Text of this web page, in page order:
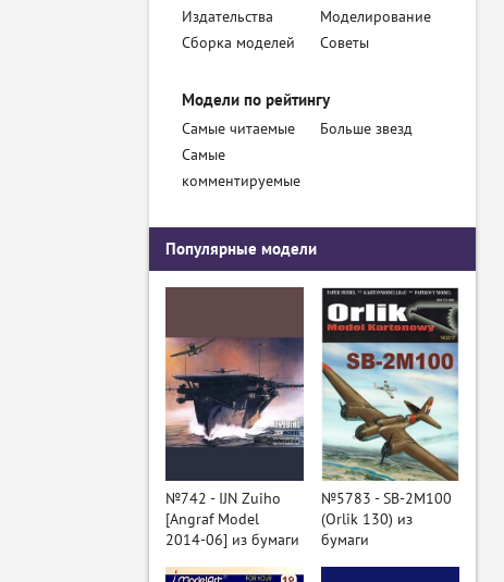
Издательства
Моделирование
Сборка моделей
Советы
Модели по рейтингу
Самые читаемые
Больше звезд
Самые
комментируемые
Популярные модели
№742 - IJN Zuiho
[Angraf Model
2014-06] из бумаги
№5783 - SB-2M100
(Orlik 130) из
бумаги